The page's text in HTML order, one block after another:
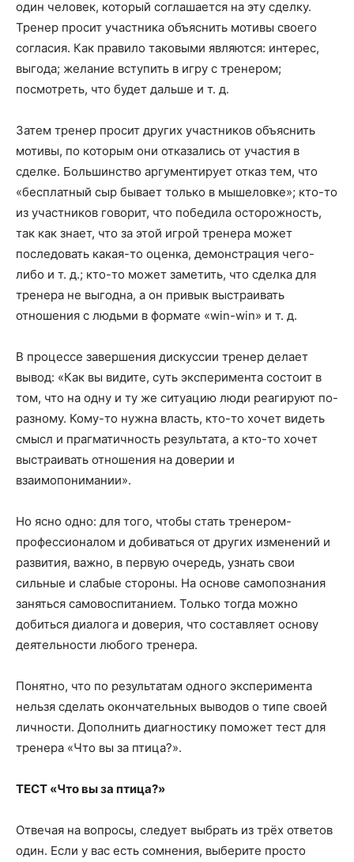
один человек, который соглашается на эту сделку.
Тренер просит участника объяснить мотивы своего
согласия. Как правило таковыми являются: интерес,
выгода; желание вступить в игру с тренером;
посмотреть, что будет дальше и т. д.
Затем тренер просит других участников объяснить
мотивы, по которым они отказались от участия в
сделке. Большинство аргументирует отказ тем, что
«бесплатный сыр бывает только в мышеловке»; кто-то
из участников говорит, что победила осторожность,
так как знает, что за этой игрой тренера может
последовать какая-то оценка, демонстрация чего-
либо и т. д.; кто-то может заметить, что сделка для
тренера не выгодна, а он привык выстраивать
отношения с людьми в формате «win-win» и т. д.
В процессе завершения дискуссии тренер делает
вывод: «Как вы видите, суть эксперимента состоит в
том, что на одну и ту же ситуацию люди реагируют по-
разному. Кому-то нужна власть, кто-то хочет видеть
смысл и прагматичность результата, а кто-то хочет
выстраивать отношения на доверии и
взаимопонимании».
Но ясно одно: для того, чтобы стать тренером-
профессионалом и добиваться от других изменений и
развития, важно, в первую очередь, узнать свои
сильные и слабые стороны. На основе самопознания
заняться самовоспитанием. Только тогда можно
добиться диалога и доверия, что составляет основу
деятельности любого тренера.
Понятно, что по результатам одного эксперимента
нельзя сделать окончательных выводов о типе своей
личности. Дополнить диагностику поможет тест для
тренера «Что вы за птица?».
ТЕСТ «Что вы за птица?»
Отвечая на вопросы, следует выбрать из трёх ответов
один. Если у вас есть сомнения, выберите просто